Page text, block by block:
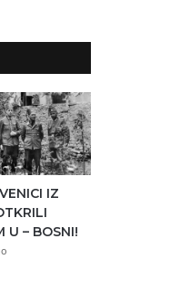
IZ
U – BOSNI!